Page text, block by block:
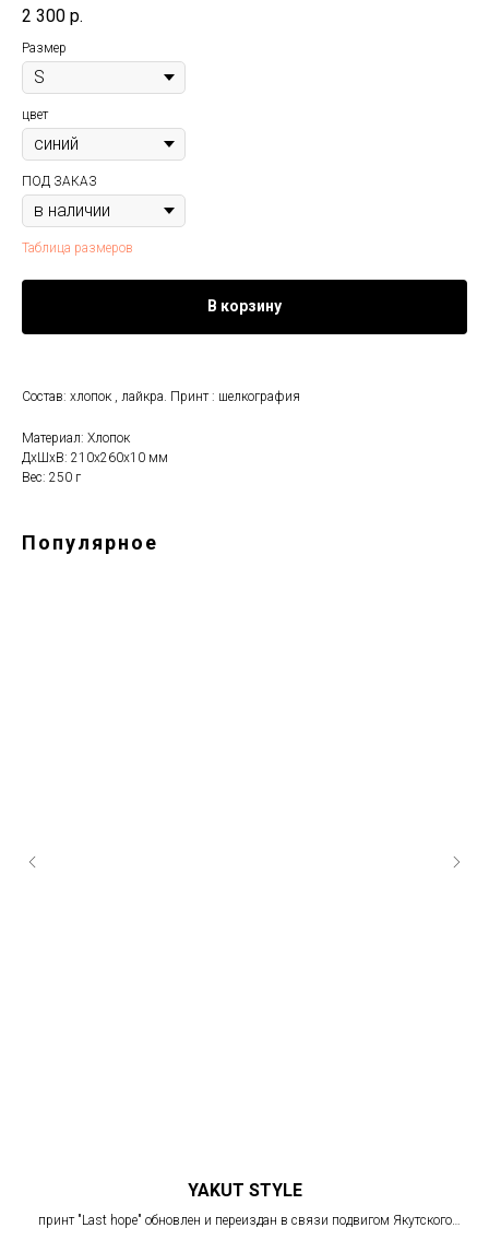
2 300 р.
Размер
цвет
ПОД ЗАКАЗ
Таблица размеров
В корзину
Состав: хлопок , лайкра. Принт : шелкография
Материал: Хлопок
ДxШxВ: 210x260x10 мм
Вес: 250 г
Популярное
YAKUT STYLE
принт "Last hope" обновлен и переиздан в связи подвигом Якутского